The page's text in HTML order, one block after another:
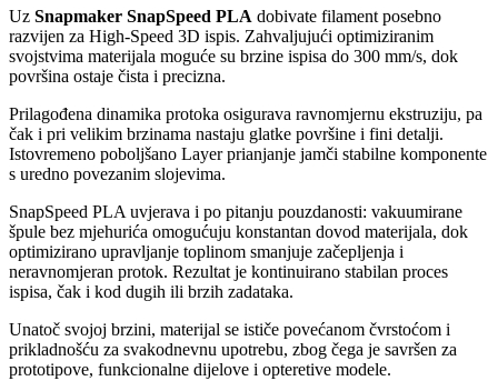
Uz Snapmaker SnapSpeed PLA dobivate filament posebno
razvijen za High-Speed 3D ispis. Zahvaljujući optimiziranim
svojstvima materijala moguće su brzine ispisa do 300 mm/s, dok
površina ostaje čista i precizna.
Prilagođena dinamika protoka osigurava ravnomjernu ekstruziju, pa
čak i pri velikim brzinama nastaju glatke površine i fini detalji.
Istovremeno poboljšano Layer prianjanje jamči stabilne komponente
s uredno povezanim slojevima.
SnapSpeed PLA uvjerava i po pitanju pouzdanosti: vakuumirane
špule bez mjehurića omogućuju konstantan dovod materijala, dok
optimizirano upravljanje toplinom smanjuje začepljenja i
neravnomjeran protok. Rezultat je kontinuirano stabilan proces
ispisa, čak i kod dugih ili brzih zadataka.
Unatoč svojoj brzini, materijal se ističe povećanom čvrstoćom i
prikladnošću za svakodnevnu upotrebu, zbog čega je savršen za
prototipove, funkcionalne dijelove i opteretive modele.